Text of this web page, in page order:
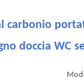
carbonio
doccia WC